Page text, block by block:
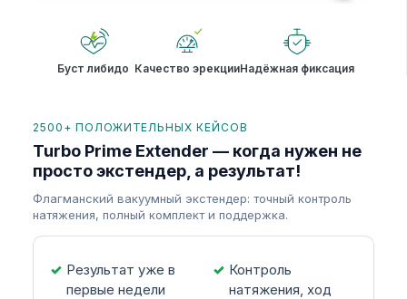
Буст либидо Качество эрекцииНадёжная фиксация
2500+ ПОЛОЖИТЕЛЬНЫХ КЕЙСОВ
Turbo Prime Extender — когда нужен не
просто экстендер, а результат!
Флагманский вакуумный экстендер: точный контроль
натяжения, полный комплект и поддержка.
Результат уже в
первые недели
Контроль
натяжения, ход